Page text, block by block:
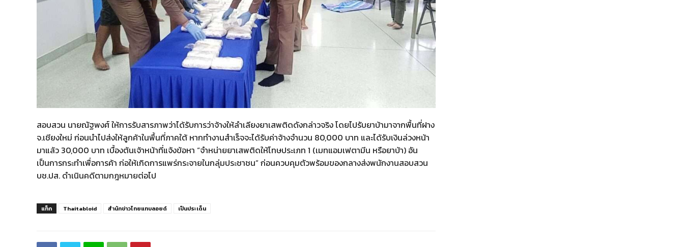
สอบสวน นายณัฐพงศ์ ให้การรับสารภาพว่าได้รับการว่าจ้างให้ลำเลียงยาเสพติดดังกล่าวจริง โดยไปรับยาบ้ามาจากพื้นที่ฝาง
จ.เชียงใหม่ ก่อนนำไปส่งให้ลูกค้าในพื้นที่ภาคใต้ หากทำงานสำเร็จจะได้รับค่าจ้างจำนวน 80,000 บาท และได้รับเงินล่วงหน้า
มาแล้ว 30,000 บาท เบื้องต้นเจ้าหน้าที่แจ้งข้อหา “จำหน่ายยาเสพติดให้โทษประเภท 1 (เมทแอมเฟตามีน หรือยาบ้า) อัน
เป็นการกระทำเพื่อการค้า ก่อให้เกิดการแพร่กระจายในกลุ่มประชาชน” ก่อนควบคุมตัวพร้อมของกลางส่งพนักงานสอบสวน
บช.ปส. ดำเนินคดีตามกฎหมายต่อไป
แท็ก Thaitabloid สำนักข่าวไทยแทบลอยด์ เป็นประเด็น